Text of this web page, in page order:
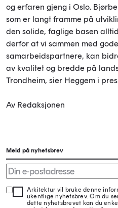
og erfaren gjeng i Oslo.
som er langt framme på
den solide, faglige basen
derfor at vi sammen med
samarbeidspartnere, kan
av kvalitet og bredde på
Trondheim, sier Heggem i
Av Redaksjonen
Meld på nyhetsbrev
Arkitektur vil bruke denne
ukentlige nyhetsbrev. Om du
dette nyhetsbrevet kan du